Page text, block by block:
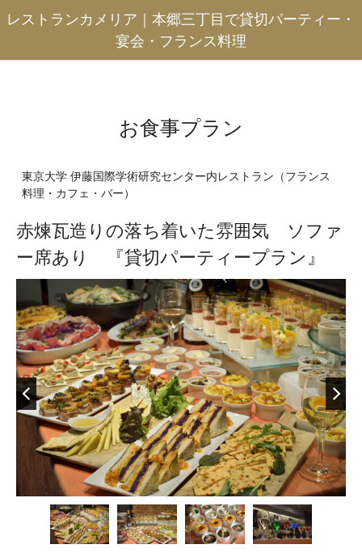
レストランカメリア｜本郷三丁目で貸切パーティー・
宴会・フランス料理
お食事プラン
東京大学 伊藤国際学術研究センター内レストラン（フランス
料理・カフェ・バー）
赤煉瓦造りの落ち着いた雰囲気 ソファ
ー席あり 『貸切パーティープラン』